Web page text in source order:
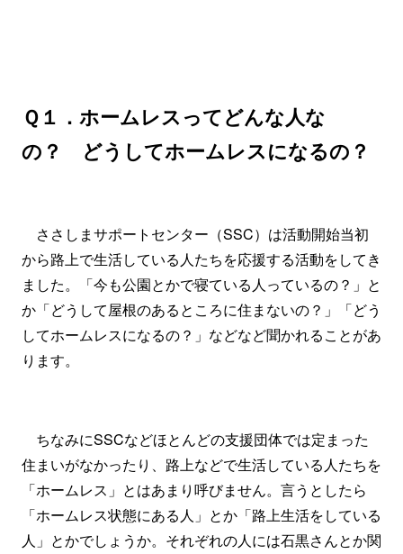
Ｑ１．ホームレスってどんな人な
の？ どうしてホームレスになるの？
ささしまサポートセンター（SSC）は活動開始当初
から路上で生活している人たちを応援する活動をしてき
ました。「今も公園とかで寝ている人っているの？」と
か「どうして屋根のあるところに住まないの？」「どう
してホームレスになるの？」などなど聞かれることがあ
ります。
ちなみにSSCなどほとんどの支援団体では定まった
住まいがなかったり、路上などで生活している人たちを
「ホームレス」とはあまり呼びません。言うとしたら
「ホームレス状態にある人」とか「路上生活をしている
人」とかでしょうか。それぞれの人には石黒さんとか関